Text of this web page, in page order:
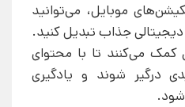
موبایل، می‌توانید
جذاب تبدیل کنید.
کمک می‌کنند تا با محتوای
درگیر شوند و یادگیری